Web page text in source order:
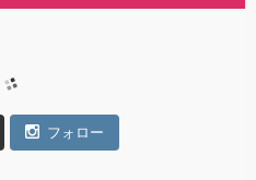
フォロー